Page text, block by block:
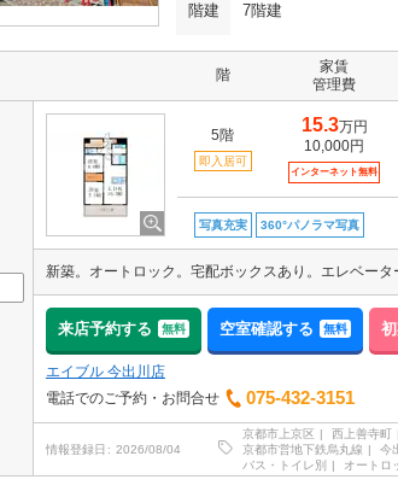
階建 7階建
階
家賃
管理費
5階
即入居可
15.3万円
10,000円
インターネット無料
写真充実 360°パノラマ写真
来店予約する 無料 空室確認する 無料
エイブル 今出川店
電話でのご予約・お問合せ
075-432-3151
情報登録日 2026/08/04
京都市上京区 西上善寺町
京都市営地下鉄烏丸線
今
バス・トイレ別
オートロ